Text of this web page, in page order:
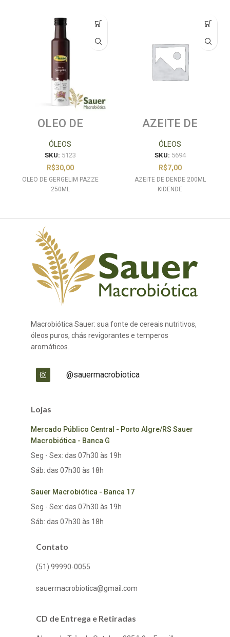
OLEO DE
250ML
ÓLEOS
SKU: 5123
R$30,00
OLEO DE GERGELIM PAZZE
250ML
AZEITE DE
KIDENDE
ÓLEOS
SKU: 5694
R$7,00
AZEITE DE DENDE 200ML
KIDENDE
Macrobiótica Sauer: sua fonte de cereais nutritivos,
óleos puros, chás revigorantes e temperos
aromáticos.
@sauermacrobiotica
Lojas
Mercado Público Central - Porto Algre/RS Sauer
Macrobiótica - Banca G
Seg - Sex: das 07h30 às 19h
Sáb: das 07h30 às 18h
Sauer Macrobiótica - Banca 17
Seg - Sex: das 07h30 às 19h
Sáb: das 07h30 às 18h
Contato
(51) 99990-0055
sauermacrobiotica@gmail.com
CD de Entrega e Retiradas